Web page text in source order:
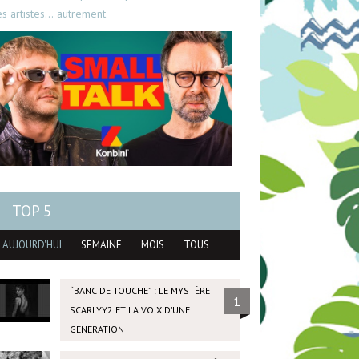
artistes… autrement
TOP 5
AUJOURD'HUI SEMAINE MOIS TOUS
“BANC DE TOUCHE” : LE MYSTÈRE
SCARLYY2 ET LA VOIX D’UNE
GÉNÉRATION
1